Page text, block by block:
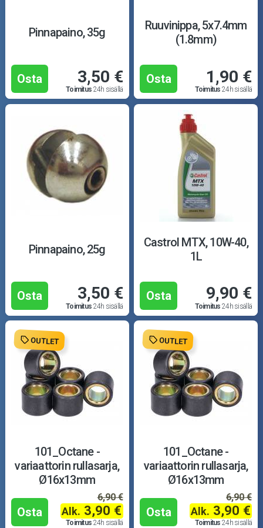
Pinnapaino, 35g
Osta 3,50 €
Toimitus 24h sisällä
Ruuvinippa, 5x7.4mm
(1.8mm)
Osta 1,90 €
Toimitus 24h sisällä
Pinnapaino, 25g
Osta 3,50 €
Toimitus 24h sisällä
Castrol MTX, 10W-40,
1L
Osta 9,90 €
Toimitus 24h sisällä
OUTLET
101_Octane -
variaattorin rullasarja,
Ø16x13mm
Osta
6,90 €
Alk. 3,90 €
Toimitus 24h sisällä
OUTLET
101_Octane -
variaattorin rullasarja,
Ø16x13mm
Osta
6,90 €
Alk. 3,90 €
Toimitus 24h sisällä